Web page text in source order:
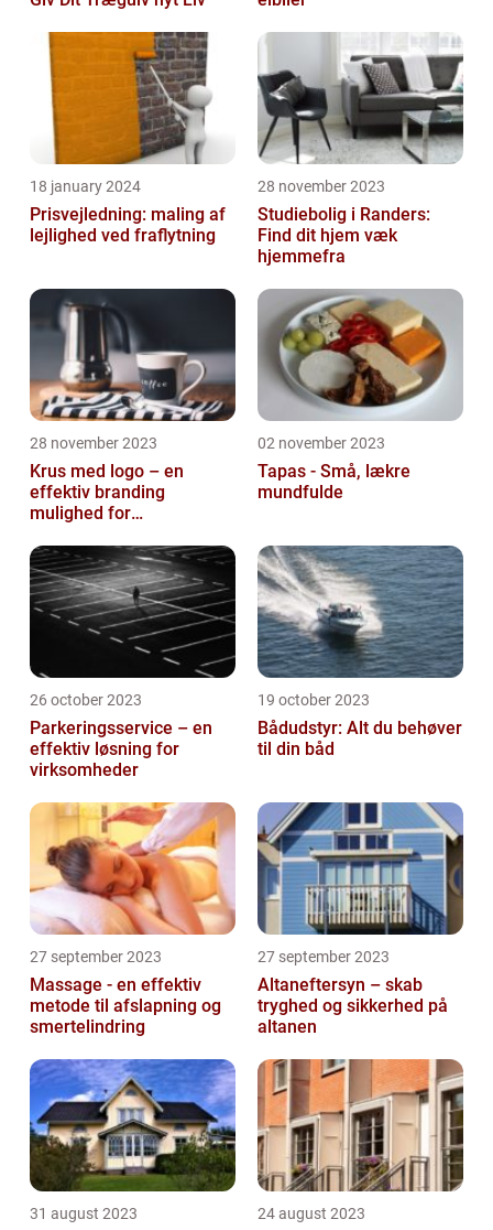
18 january 2024
Prisvejledning: maling af
lejlighed ved fraflytning
28 november 2023
Studiebolig i Randers:
Find dit hjem væk
hjemmefra
28 november 2023
Krus med logo – en
effektiv branding
mulighed for
02 november 2023
Tapas - Små, lækre
mundfulde
26 october 2023
Parkeringsservice – en
effektiv løsning for
virksomheder
19 october 2023
Bådudstyr: Alt du behøver
til din båd
27 september 2023
Massage - en effektiv
metode til afslapning og
smertelindring
27 september 2023
Altaneftersyn – skab
tryghed og sikkerhed på
altanen
31 august 2023 24 august 2023